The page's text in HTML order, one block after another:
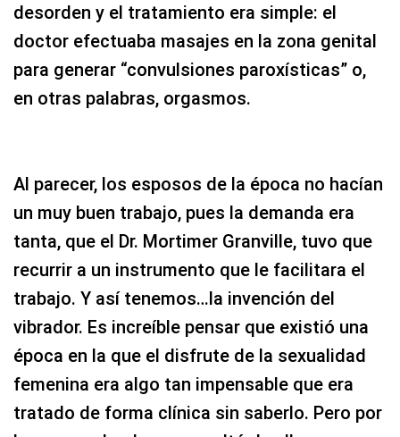
desorden y el tratamiento era simple: el
doctor efectuaba masajes en la zona genital
para generar “convulsiones paroxísticas” o,
en otras palabras, orgasmos.
Al parecer, los esposos de la época no hacían
un muy buen trabajo, pues la demanda era
tanta, que el Dr. Mortimer Granville, tuvo que
recurrir a un instrumento que le facilitara el
trabajo. Y así tenemos…la invención del
vibrador. Es increíble pensar que existió una
época en la que el disfrute de la sexualidad
femenina era algo tan impensable que era
tratado de forma clínica sin saberlo. Pero por